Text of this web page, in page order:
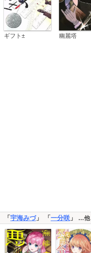
ギフト± 幽麗塔
「宇海みづ」 「一分咲 」 …他